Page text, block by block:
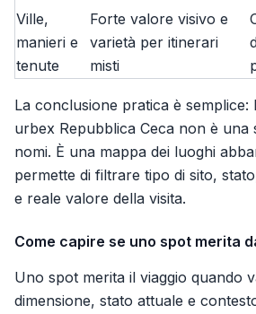
Ville,
manieri e
tenute
Forte valore visivo e
varietà per itinerari
misti
La conclusione pratica è semplice:
urbex Repubblica Ceca non è una
nomi. È una mappa dei luoghi
permette di filtrare tipo di sito,
e reale valore della visita.
Come capire se uno spot merita
Uno spot merita il viaggio quando
dimensione, stato attuale e